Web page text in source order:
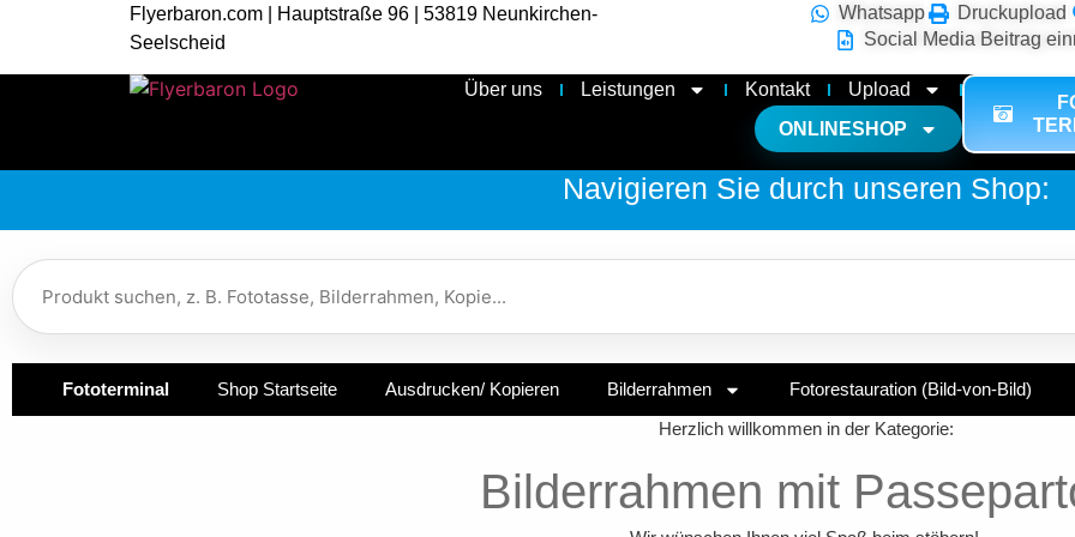
Flyerbaron.com | Hauptstraße 96 | 53819 Neunkirchen-
Seelscheid
Whatsapp Druckupload
Social Media Beitrag
Über uns Leistungen Kontakt
Upload
ONLINESHOP
Navigieren Sie durch unseren Shop:
Fototerminal Shop Startseite Ausdrucken/ Kopieren Bilderrahmen Fotorestauration (Bild-von-Bild)
Herzlich willkommen in der Kategorie:
Bilderrahmen mit